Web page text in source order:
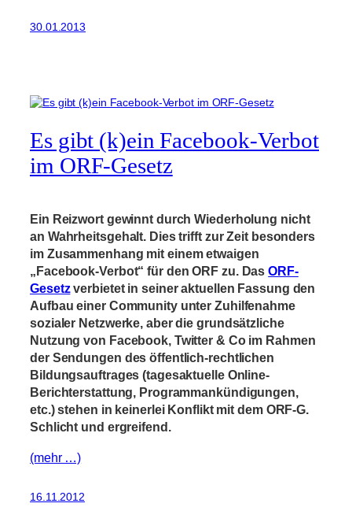
30.01.2013
Es gibt (k)ein Facebook-Verbot
im ORF-Gesetz
Ein Reizwort gewinnt durch Wiederholung nicht
an Wahrheitsgehalt. Dies trifft zur Zeit besonders
im Zusammenhang mit einem etwaigen
„Facebook-Verbot“ für den ORF zu. DasORF-
Gesetzverbietet in seiner aktuellen Fassung den
Aufbau einer Community unter Zuhilfenahme
sozialer Netzwerke, aber die grundsätzliche
Nutzung von Facebook, Twitter & Co im Rahmen
der Sendungen des öffentlich-rechtlichen
Bildungsauftrages (tagesaktuelle Online-
Berichterstattung, Programmankündigungen,
etc.) stehen in keinerlei Konflikt mit dem ORF-G.
Schlicht und ergreifend.
(mehr …)
16.11.2012